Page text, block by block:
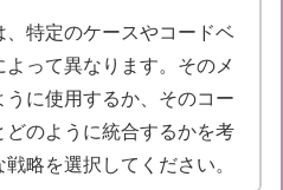
、特定のケースやコードベ
よって異なります。そのメ
うに使用するか、そのコー
どのように統合するかを考
略を選択してください。